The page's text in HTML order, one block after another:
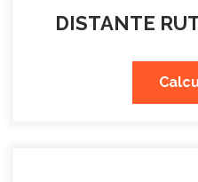
DISTANTE